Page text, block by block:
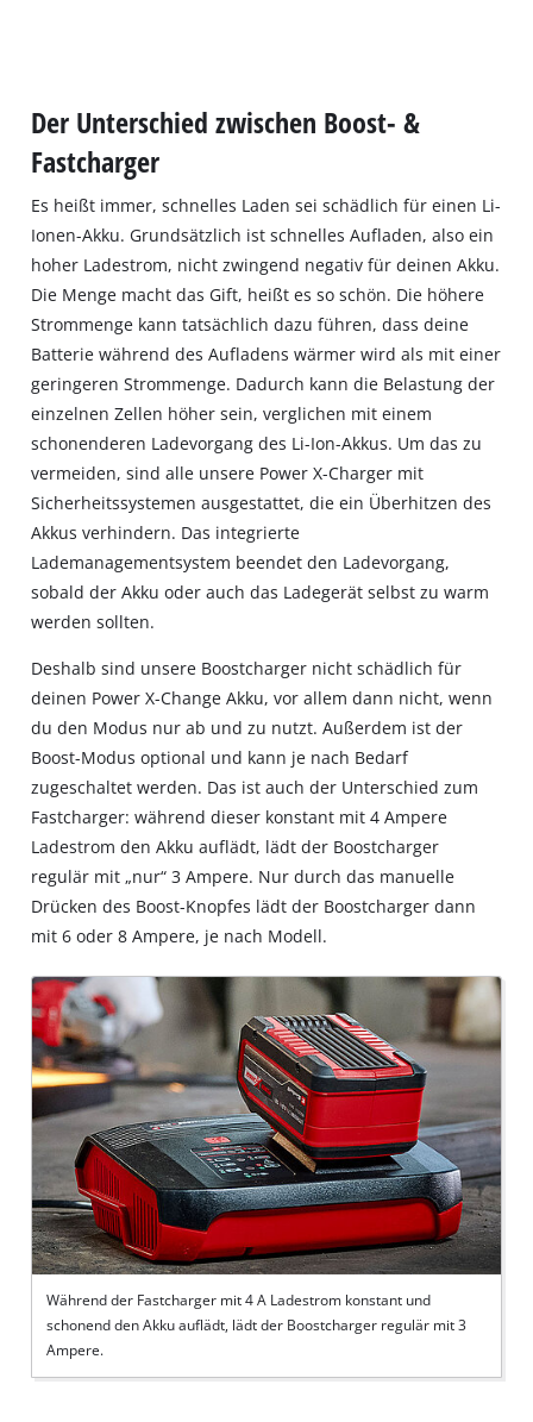
Der Unterschied zwischen Boost- &
Fastcharger
Es heißt immer, schnelles Laden sei schädlich für einen Li-
Ionen-Akku. Grundsätzlich ist schnelles Aufladen, also ein
hoher Ladestrom, nicht zwingend negativ für deinen Akku.
Die Menge macht das Gift, heißt es so schön. Die höhere
Strommenge kann tatsächlich dazu führen, dass deine
Batterie während des Aufladens wärmer wird als mit einer
geringeren Strommenge. Dadurch kann die Belastung der
einzelnen Zellen höher sein, verglichen mit einem
schonenderen Ladevorgang des Li-Ion-Akkus. Um das zu
vermeiden, sind alle unsere Power X-Charger mit
Sicherheitssystemen ausgestattet, die ein Überhitzen des
Akkus verhindern. Das integrierte
Lademanagementsystem beendet den Ladevorgang,
sobald der Akku oder auch das Ladegerät selbst zu warm
werden sollten.
Deshalb sind unsere Boostcharger nicht schädlich für
deinen Power X-Change Akku, vor allem dann nicht, wenn
du den Modus nur ab und zu nutzt. Außerdem ist der
Boost-Modus optional und kann je nach Bedarf
zugeschaltet werden. Das ist auch der Unterschied zum
Fastcharger: während dieser konstant mit 4 Ampere
Ladestrom den Akku auflädt, lädt der Boostcharger
regulär mit „nur“ 3 Ampere. Nur durch das manuelle
Drücken des Boost-Knopfes lädt der Boostcharger dann
mit 6 oder 8 Ampere, je nach Modell.
Während der Fastcharger mit 4 A Ladestrom konstant und
schonend den Akku auflädt, lädt der Boostcharger regulär mit 3
Ampere.